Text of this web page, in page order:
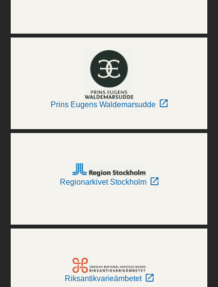
Prins Eugens Waldemarsudde
Regionarkivet Stockholm
Riksantikvarieämbetet